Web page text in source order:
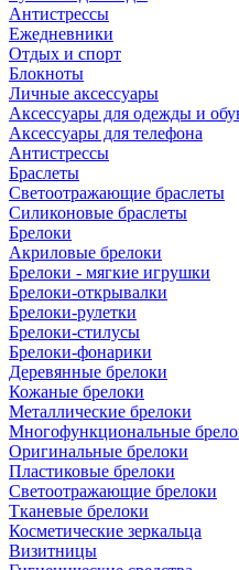
Антистрессы
Ежедневники
Отдых и спорт
Блокноты
Личные аксессуары
Аксессуары для одежды и
Аксессуары для телефона
Антистрессы
Браслеты
Светоотражающие браслеты
Силиконовые браслеты
Брелоки
Акриловые брелоки
Брелоки - мягкие игрушки
Брелоки-открывалки
Брелоки-рулетки
Брелоки-стилусы
Брелоки-фонарики
Деревянные брелоки
Кожаные брелоки
Металлические брелоки
Многофункциональные
Оригинальные брелоки
Пластиковые брелоки
Светоотражающие брелоки
Тканевые брелоки
Косметические зеркальца
Визитницы